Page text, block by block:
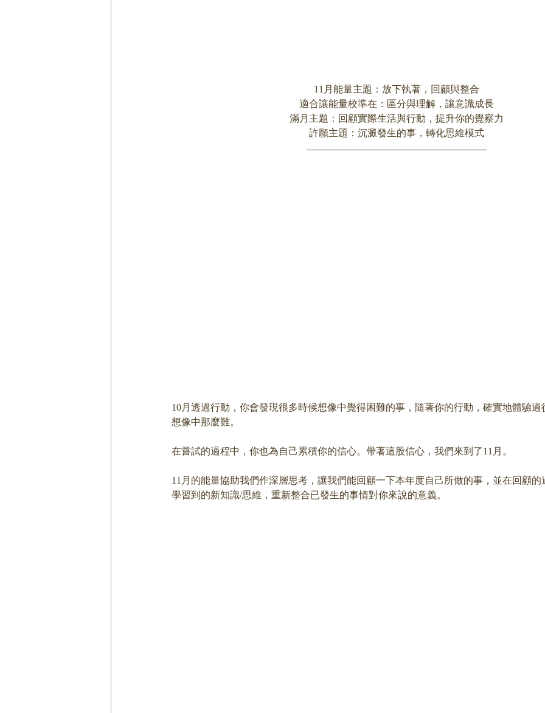
11月能量主題：放下執著，回顧與整合
適合讓能量校準在：區分與理解，讓意識成長
滿月主題：回顧實際生活與行動，提升你的覺察力
許願主題：沉澱發生的事，轉化思維模式
10月透過行動，你會發現很多時候想像中覺得困難的事，隨著你的行動，確實地體驗
想像中那麼難。
在嘗試的過程中，你也為自己累積你的信心。帶著這股信心，我們來到了11月。
11月的能量協助我們作深層思考，讓我們能回顧一下本年度自己所做的事，並在回顧
學習到的新知識/思維，重新整合已發生的事情對你來說的意義。